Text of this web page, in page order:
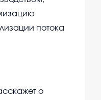
потока
о